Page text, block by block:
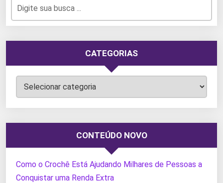
CATEGORIAS
Categorias
CONTEÚDO NOVO
Como o Crochê Está Ajudando Milhares de Pessoas a
Conquistar uma Renda Extra